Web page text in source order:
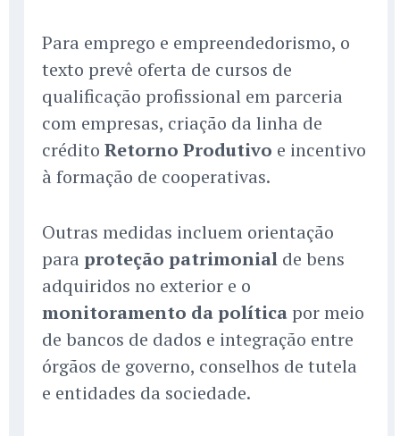
Para emprego e empreendedorismo, o
texto prevê oferta de cursos de
qualificação profissional em parceria
com empresas, criação da linha de
crédito Retorno Produtivo e incentivo
à formação de cooperativas.
Outras medidas incluem orientação
para proteção patrimonial de bens
adquiridos no exterior e o
monitoramento da política por meio
de bancos de dados e integração entre
órgãos de governo, conselhos de tutela
e entidades da sociedade.